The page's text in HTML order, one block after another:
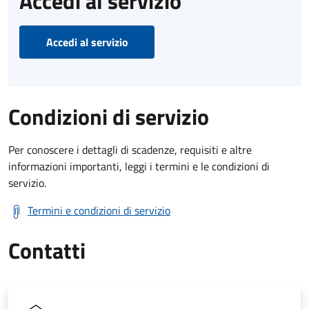
Accedi al servizio
Condizioni di servizio
Per conoscere i dettagli di scadenze, requisiti e altre
informazioni importanti, leggi i termini e le condizioni di
servizio.
Termini e condizioni di servizio
Contatti